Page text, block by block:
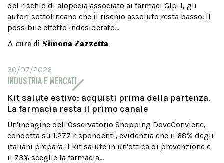
del rischio di alopecia associato ai farmaci Glp-1, gli
autori sottolineano che il rischio assoluto resta basso. Il
possibile effetto indesiderato...
A cura di Simona Zazzetta
30/07/2026
INDUSTRIA E MERCATI
Kit salute estivo: acquisti prima della partenza.
La farmacia resta il primo canale
Un'indagine dell'Osservatorio Shopping DoveConviene,
condotta su 1.277 rispondenti, evidenzia che il 68% degli
italiani prepara il kit salute in un'ottica di prevenzione e
il 73% sceglie la farmacia...